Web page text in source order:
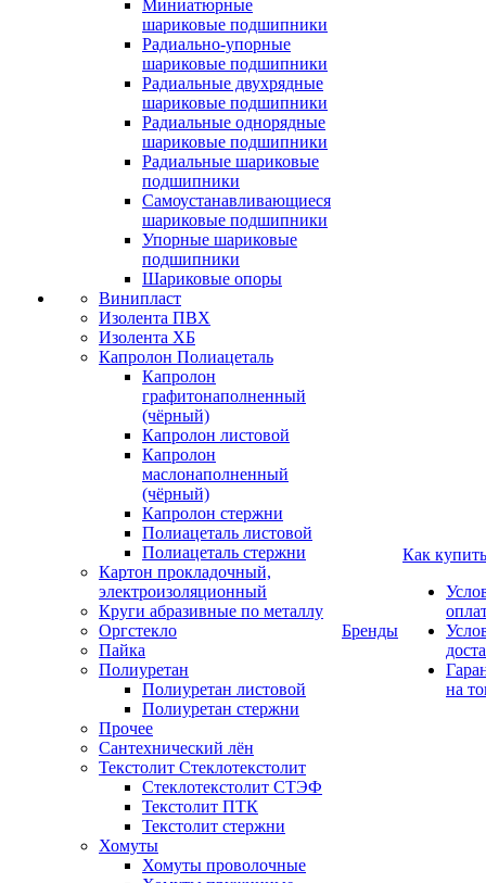
Миниатюрные
шариковые подшипники
Радиально-упорные
шариковые подшипники
Радиальные двухрядные
шариковые подшипники
Радиальные однорядные
шариковые подшипники
Радиальные шариковые
подшипники
Самоустанавливающиеся
шариковые подшипники
Упорные шариковые
подшипники
Шариковые опоры
Винипласт
Изолента ПВХ
Изолента ХБ
Капролон Полиацеталь
Капролон
графитонаполненный
(чёрный)
Капролон листовой
Капролон
маслонаполненный
(чёрный)
Капролон стержни
Полиацеталь листовой
Полиацеталь стержни
Картон прокладочный,
электроизоляционный
Круги абразивные по металлу
Оргстекло
Пайка
Полиуретан
Полиуретан листовой
Полиуретан стержни
Прочее
Сантехнический лён
Текстолит Стеклотекстолит
Стеклотекстолит СТЭФ
Текстолит ПТК
Текстолит стержни
Хомуты
Хомуты проволочные
Бренды
Как купить
на